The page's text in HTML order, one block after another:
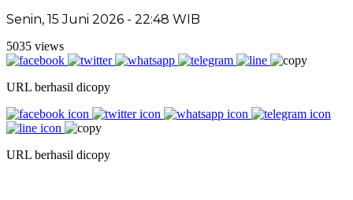
Senin, 15 Juni 2026 - 22:48 WIB
5035 views
URL berhasil dicopy
URL berhasil dicopy